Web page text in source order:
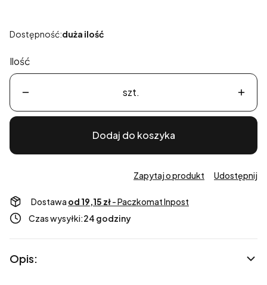
Dostępność:duża ilość
Ilość
szt.
Dodaj do koszyka
Zapytaj o produkt Udostępnij
Dostawa od 19,15 zł- Paczkomat Inpost
Czas wysyłki:24 godziny
Opis: